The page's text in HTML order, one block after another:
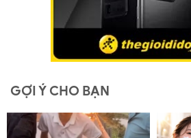
GỢI Ý CHO BẠN